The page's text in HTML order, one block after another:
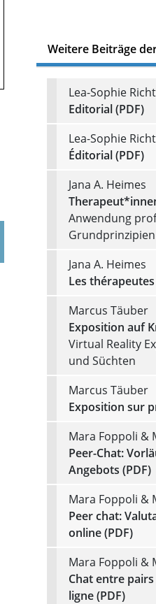
Weitere Beiträge
Lea-Sophie
Editorial (PDF)
Lea-Sophie
Éditorial (PDF)
Jana A. Heimes
Anwendung
Jana A. Heimes
Les
Marcus Täuber
Exposition auf
Virtual Reality
und Süchten
Marcus Täuber
Exposition sur
Mara Foppoli &
Peer-Chat:
Angebots (PDF)
Mara Foppoli &
Peer chat:
online (PDF)
Mara Foppoli &
Chat entre
ligne (PDF)